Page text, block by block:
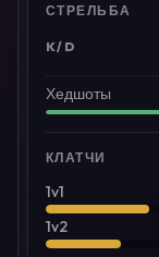
СТРЕЛЬБА
K/D
Хедшоты
КЛАТЧИ
1v1
1v2